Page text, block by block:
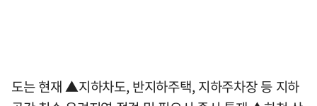
도는 현재 ▲지하차도, 반지하주택, 지하주차장 등 지하